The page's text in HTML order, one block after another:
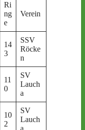
Ri
ng
e
Verein
14
3
SSV
Röcke
n
11
0
SV
Lauch
a
10
2
SV
Lauch